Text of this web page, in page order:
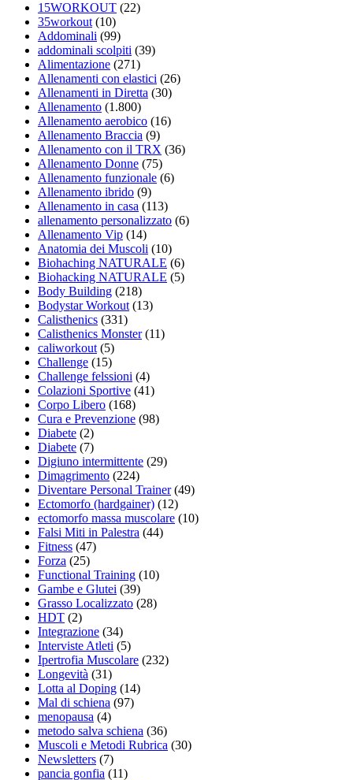
15WORKOUT (22)
35workout(10)
Addominali (99)
addominali scolpiti (39)
Alimentazione (271)
Allenamenti con elastici (26)
Allenamenti in Diretta (30)
Allenamento (1.800)
Allenamento aerobico (16)
Allenamento Braccia (9)
Allenamento con il TRX (36)
Allenamento Donne (75)
Allenamento funzionale (6)
Allenamento ibrido (9)
Allenamento in casa (113)
allenamento personalizzato (6)
Allenamento Vip (14)
Anatomia dei Muscoli (10)
Biohaching NATURALE (6)
Biohacking NATURALE (5)
Body Building (218)
Bodystar Workout(13)
Calisthenics (331)
Calisthenics Monster(11)
caliworkout(5)
Challenge (15)
Challenge felssioni (4)
Colazioni Sportive (41)
Corpo Libero (168)
Cura e Prevenzione (98)
Diabete (2)
Diabete (7)
Digiuno intermittente (29)
Dimagrimento (224)
Diventare Personal Trainer(49)
Ectomorfo (hardgainer) (12)
ectomorfo massa muscolare (10)
Falsi Miti in Palestra (44)
Fitness (47)
Forza (25)
Functional Training (10)
Gambe e Glutei (39)
Grasso Localizzato (28)
HDT (2)
Integrazione (34)
Interviste Atleti (5)
Ipertrofia Muscolare (232)
Longevità (31)
Lotta al Doping (14)
Mal di schiena (97)
menopausa (4)
metodo salva schiena (36)
Muscoli e Metodi Rubrica (30)
Newsletters (7)
pancia gonfia (11)